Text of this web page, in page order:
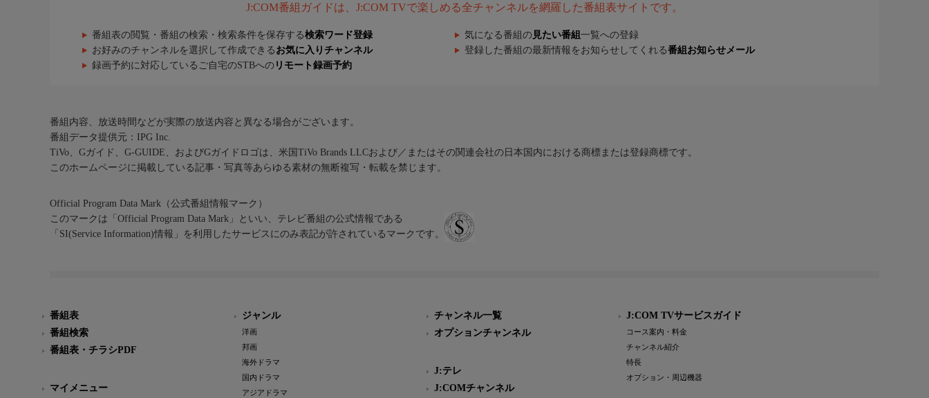
J:COM番組ガイドは、J:COM TVで楽しめる全チャンネルを網羅した番組表サイトです。
番組表の閲覧・番組の検索・検索条件を保存する検索ワード登録 気になる番組の 見たい番組 一覧への登録
お好みのチャンネルを選択して作成できる お気に入りチャンネル 登録した番組の最新情報をお知らせしてくれる番組お知らせメール
録画予約に対応しているご自宅のSTBへの リモート録画予約
番組内容、放送時間などが実際の放送内容と異なる場合がございます。
番組データ提供元：IPG Inc.
TiVo、Gガイド、G-GUIDE、およびGガイドロゴは、米国TiVo Brands LLCおよび／またはその関連会社の日本国内における商標または登録商標です。
このホームページに掲載している記事・写真等あらゆる素材の無断複写・転載を禁じます。
Official Program Data Mark（公式番組情報マーク）
このマークは「Official Program Data Mark」といい、テレビ番組の公式情報である
「SI(Service Information)情報」を利用したサービスにのみ表記が許されているマークです。
番組表
番組検索
番組表・チラシPDF
マイメニュー
ジャンル
洋画
邦画
海外ドラマ
国内ドラマ
アジアドラマ
チャンネル一覧
オプションチャンネル
J:テレ
J:COMチャンネル
J:COM TVサービスガイド
コース案内・料金
チャンネル紹介
特長
オプション・周辺機器